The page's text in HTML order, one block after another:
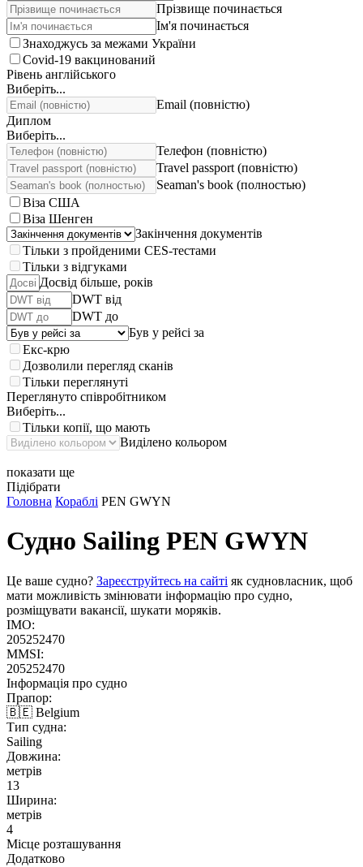
Прізвище починається
Ім'я починається
Знаходжусь за межами України
Covid-19 вакцинований
Рівень англійського
Виберіть...
Email (повністю)
Диплом
Виберіть...
Телефон (повністю)
Travel passport (повністю)
Seaman's book (полностью)
Віза США
Віза Шенген
Закінчення документів
Тільки з пройденими CES-тестами
Тільки з відгуками
Досвід більше, років
DWT від
DWT до
Був у рейсі за
Екс-крю
Дозволили перегляд сканів
Тільки переглянуті
Переглянуто співробітником
Виберіть...
Тільки копії, що мають
Виділено кольором
показати ще
Підібрати
Головна Кораблі PEN GWYN
Судно Sailing PEN GWYN
Це ваше судно? Зареєструйтесь на сайті як судновласник, щоб
мати можливість змінювати інформацію про судно,
розміщувати вакансії, шукати моряків.
IMO:
205252470
MMSI:
205252470
Інформація про судно
Прапор:
🇧🇪 Belgium
Тип судна:
Sailing
Довжина:
метрів
13
Ширина:
метрів
4
Місце розташування
Додатково